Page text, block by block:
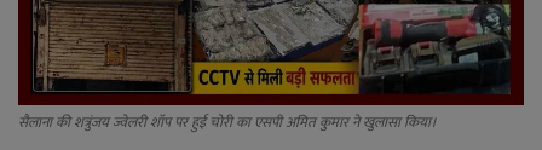
निर्वाचन
धर्म-संस्कृति
सैलाना की शत्रुंजय ज्वेलरी शॉप पर हुई चोरी का एसपी अमित कुमार ने खुलासा किया।